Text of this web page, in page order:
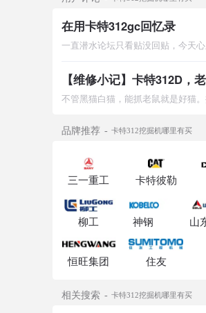
在用卡特312gc回忆录
品牌推荐 卡特312挖掘机哪里有买
三一重工 卡特彼勒
柳工 神钢 山
恒旺集团 住友
相关搜索 卡特312挖掘机哪里有买